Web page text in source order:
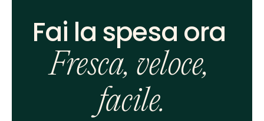
Fai la spesa ora
Fresca, veloce,
facile.